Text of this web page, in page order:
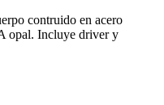
contruido en acero
opal. Incluye driver y